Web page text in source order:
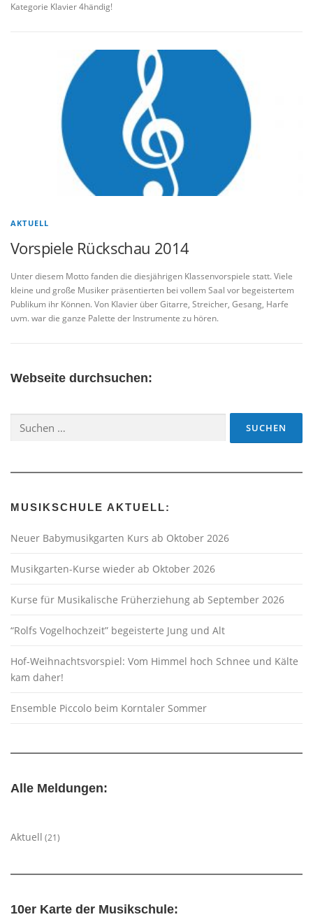
Kategorie Klavier 4händig!
AKTUELL
Vorspiele Rückschau 2014
Unter diesem Motto fanden die diesjährigen Klassenvorspiele statt. Viele
kleine und große Musiker präsentierten bei vollem Saal vor begeistertem
Publikum ihr Können. Von Klavier über Gitarre, Streicher, Gesang, Harfe
uvm. war die ganze Palette der Instrumente zu hören.
Webseite durchsuchen:
nach:
MUSIKSCHULE AKTUELL:
Neuer Babymusikgarten Kurs ab Oktober 2026
Musikgarten-Kurse wieder ab Oktober 2026
Kurse für Musikalische Früherziehung ab September 2026
“Rolfs Vogelhochzeit” begeisterte Jung und Alt
Hof-Weihnachtsvorspiel: Vom Himmel hoch Schnee und Kälte
kam daher!
Ensemble Piccolo beim Korntaler Sommer
Alle Meldungen:
Aktuell (21)
10er Karte der Musikschule: